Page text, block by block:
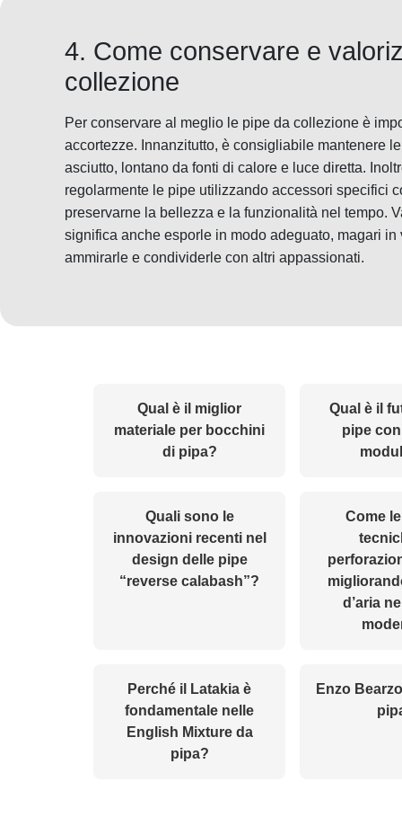
4. Come conservare e
collezione
Per conservare al meglio le pipe da collezione è
accortezze. Innanzitutto, è consigliabile mantenere
asciutto, lontano da fonti di calore e luce diretta.
regolarmente le pipe utilizzando accessori specifici
preservarne la bellezza e la funzionalità nel tempo.
significa anche esporle in modo adeguato, magari
ammirarle e condividerle con altri appassionati.
Qual è il miglior
materiale per bocchini
di pipa?
Qual è il
pipe
Quali sono le
innovazioni recenti nel
design delle pipe
“reverse calabash”?
Come
d’aria
Perché il Latakia è
fondamentale nelle
English Mixture da
pipa?
Enzo